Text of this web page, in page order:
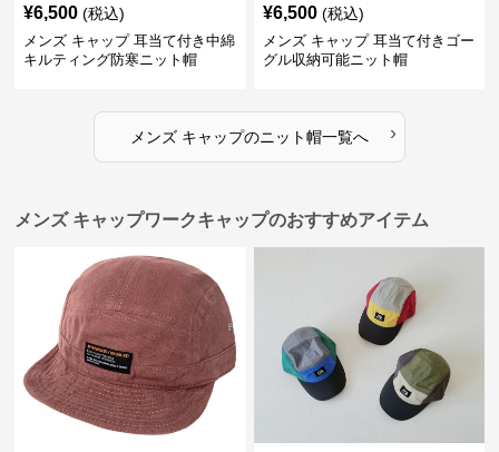
¥6,500 (税込)
メンズ キャップ 耳当て付き中綿
キルティング防寒ニット帽
¥6,500 (税込)
メンズ キャップ 耳当て付きゴー
グル収納可能ニット帽
メンズ キャップのニット帽一覧へ ›
メンズ キャップワークキャップのおすすめアイテム